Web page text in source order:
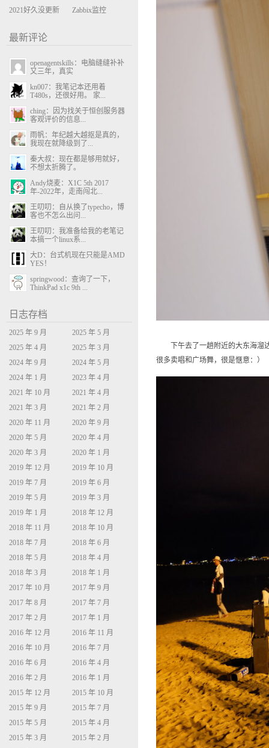
下午去了一趟附近的大东海溜达
很多卖唱和广场舞，很是惬意：）
米售后体验
主机
2021好久没更新
Zabbix监控
最新评论
openagentskills：电脑缝缝补补
又三年，真实
kn007：我笔记本还用着
T480s，还很好用。 家...
ching：因为找关于恒创服务器
客观评价的信息...
雨帆：年纪越大越抠是真的，
我现在就降级到了...
秦大叔：现在都是够用就好，
不想太折腾了。
Andy烧麦：X1C 5th 2017
年-2022年，走南闯北...
王叨叨：自从换了typecho，博
客也不怎么出问...
王叨叨：我准备给我的老笔记
本搞一个linux系...
大D：台式机现在只能是AMD
YES！
springwood：查询了一下，
ThinkPad x1c 9th ...
日志存档
2025 年 9 月
2025 年 5 月
2025 年 4 月
2025 年 3 月
2024 年 9 月
2024 年 5 月
2024 年 1 月
2023 年 4 月
2021 年 10 月
2021 年 4 月
2021 年 3 月
2021 年 2 月
2020 年 11 月
2020 年 9 月
2020 年 5 月
2020 年 4 月
2020 年 3 月
2020 年 1 月
2019 年 12 月
2019 年 10 月
2019 年 7 月
2019 年 6 月
2019 年 5 月
2019 年 3 月
2019 年 1 月
2018 年 12 月
2018 年 11 月
2018 年 10 月
2018 年 7 月
2018 年 6 月
2018 年 5 月
2018 年 4 月
2018 年 3 月
2018 年 1 月
2017 年 10 月
2017 年 9 月
2017 年 8 月
2017 年 7 月
2017 年 2 月
2017 年 1 月
2016 年 12 月
2016 年 11 月
2016 年 10 月
2016 年 7 月
2016 年 6 月
2016 年 4 月
2016 年 2 月
2016 年 1 月
2015 年 12 月
2015 年 10 月
2015 年 9 月
2015 年 7 月
2015 年 5 月
2015 年 4 月
2015 年 3 月
2015 年 2 月